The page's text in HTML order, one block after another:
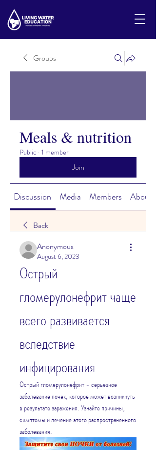
Groups
Meals & nutrition
Public · 1 member
Join
Discussion Media Members About
Back
Anonymous
August 6, 2023
Острый
гломерулонефрит чаще
всего развивается
вследствие
инфицирования
Острый гломерулонефрит - серьезное
заболевание почек, которое может возникнуть
в результате заражения. Узнайте причины,
симптомы и лечение этого распространенного
заболевания.